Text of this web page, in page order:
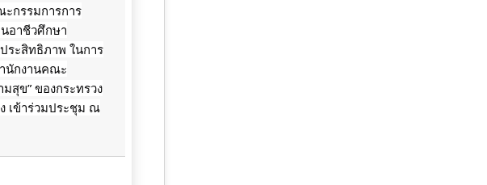
กรรมการการ
อาชีวศึกษา
ระสิทธิภาพ ในการ
นักงานคณะ
สุข” ของกระทรวง
เข้าร่วมประชุม ณ